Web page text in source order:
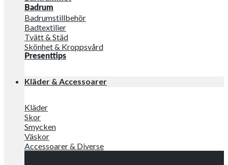
Badrum
Badrumstillbehör
Badtextilier
Tvätt & Städ
Skönhet & Kroppsvård
Presenttips
Kläder & Accessoarer
Kläder
Skor
Smycken
Väskor
Accessoarer & Diverse